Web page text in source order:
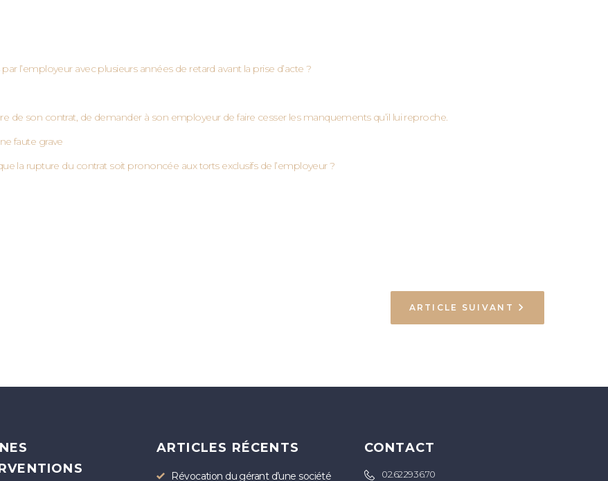
l’employeur avec plusieurs années de retard avant la prise d’acte ?
de son contrat, de demander à son employeur de faire cesser les manquements qu’il lui reproche.
faute grave
la rupture du contrat soit prononcée aux torts exclusifs de l’employeur ?
ARTICLE SUIVANT
ARTICLES RÉCENTS
Révocation du gérant d’une société
CONTACT
02.62.29.36.70